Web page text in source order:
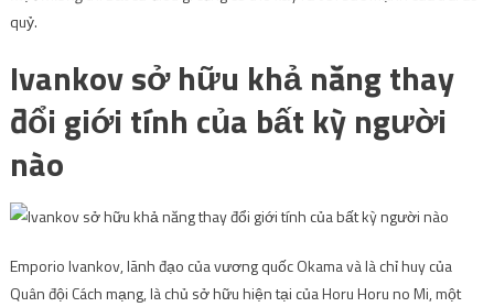
quỷ.
Ivankov sở hữu khả năng thay
đổi giới tính của bất kỳ người
nào
Emporio Ivankov, lãnh đạo của vương quốc Okama và là chỉ huy của
Quân đội Cách mạng, là chủ sở hữu hiện tại của Horu Horu no Mi, một